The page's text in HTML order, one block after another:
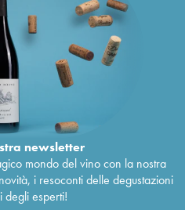
newsletter
mondo del vino con la nostra
i resoconti delle degustazioni
degli esperti!